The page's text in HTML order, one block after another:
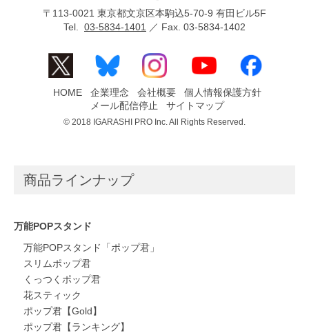
〒113-0021 東京都文京区本駒込5-70-9 有田ビル5F
Tel. 03-5834-1401 ／ Fax. 03-5834-1402
HOME 企業理念 会社概要
個人情報保護方針
メール配信停止
サイトマップ
© 2018 IGARASHI PRO Inc. All Rights Reserved.
商品ラインナップ
万能POPスタンド
万能POPスタンド「ポップ君」
スリムポップ君
くっつくポップ君
花スティック
ポップ君【Gold】
ポップ君【ランキング】